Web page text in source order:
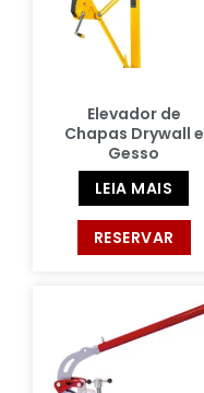
Elevador de
Chapas Drywall e
Gesso
LEIA MAIS
RESERVAR